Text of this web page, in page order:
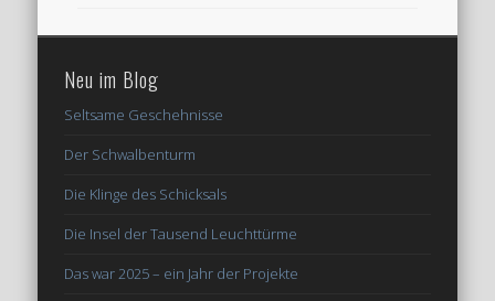
Neu im Blog
Seltsame Geschehnisse
Der Schwalbenturm
Die Klinge des Schicksals
Die Insel der Tausend Leuchttürme
Das war 2025 – ein Jahr der Projekte